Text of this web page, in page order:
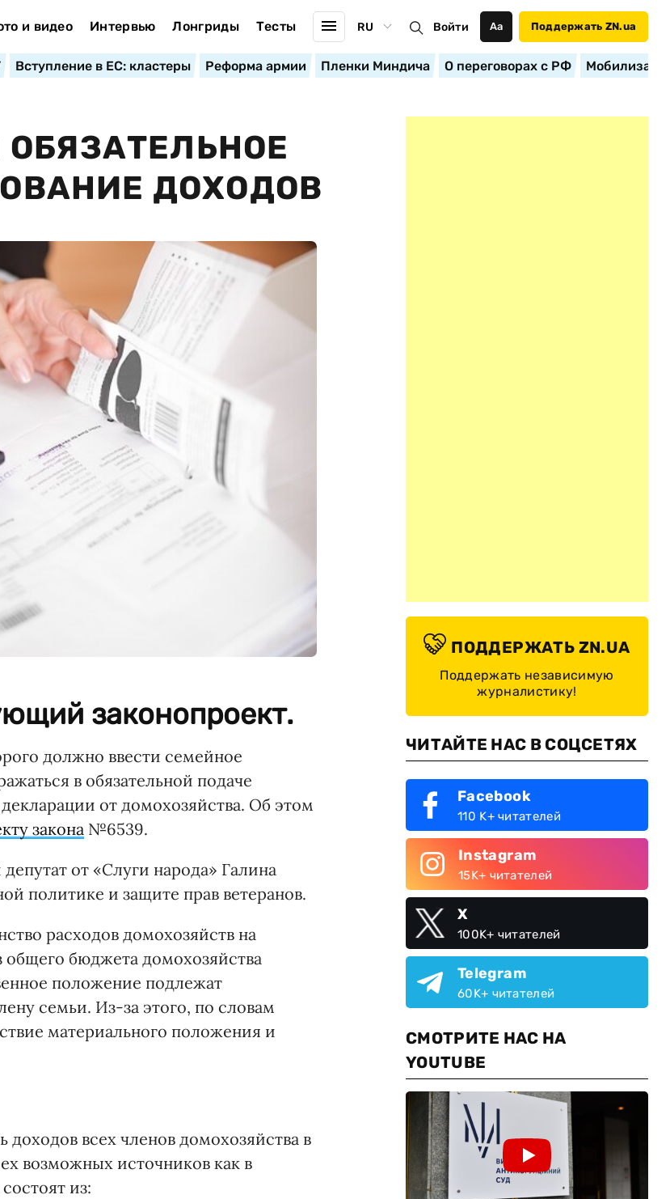
и видео Интервью Лонгриды Тесты RU Войти Аа Поддержать ZN.ua
Вступление в ЕС: кластеры Реформа армии Пленки Миндича О переговорах с РФ
ОБЯЗАТЕЛЬНОЕ
ДОХОДОВ
законопроект.
должно ввести семейное
в обязательной подаче
от домохозяйства. Об этом
закона №6539.
от «Слуги народа» Галина
политике и защите прав ветеранов.
расходов домохозяйств на
бюджета домохозяйства
положение подлежат
семьи. Из-за этого, по словам
материального положения и
всех членов домохозяйства в
возможных источников как в
из:
ПОДДЕРЖАТЬ ZN.UA
Поддержать независимую
журналистику!
ЧИТАЙТЕ НАС В СОЦСЕТЯХ
Facebook
110 K+ читателей
Instagram
15K+ читателей
X
100K+ читателей
Telegram
60K+ читателей
СМОТРИТЕ НАС НА
YOUTUBE